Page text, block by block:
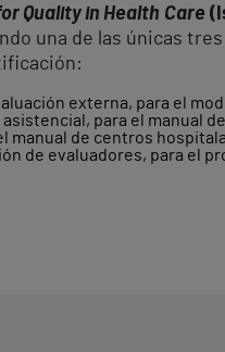
Quality in Health Care
una de las únicas
externa, para el
para el manual
manual de centros
de evaluadores, para el